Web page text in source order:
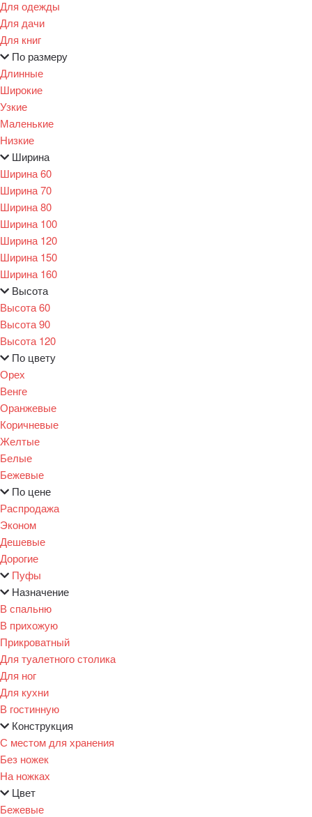
Для одежды
Для дачи
Для книг
По размеру
Длинные
Широкие
Узкие
Маленькие
Низкие
Ширина
Ширина 60
Ширина 70
Ширина 80
Ширина 100
Ширина 120
Ширина 150
Ширина 160
Высота
Высота 60
Высота 90
Высота 120
По цвету
Орех
Венге
Оранжевые
Коричневые
Желтые
Белые
Бежевые
По цене
Распродажа
Эконом
Дешевые
Дорогие
Пуфы
Назначение
В спальню
В прихожую
Прикроватный
Для туалетного столика
Для ног
Для кухни
В гостинную
Конструкция
С местом для хранения
Без ножек
На ножках
Цвет
Бежевые